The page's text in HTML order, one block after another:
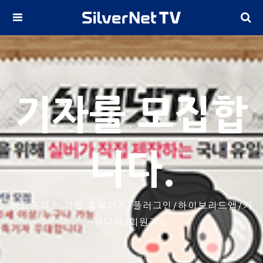
기자를 모집합
니다.
워드프레스 기반 홈페이지/플러그인/하이브리드앱/커
뮤니티/회원가입